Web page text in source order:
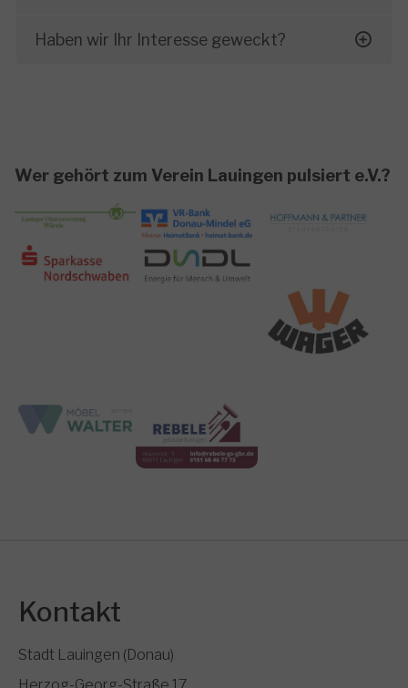
Haben wir Ihr Interesse geweckt?
Wer gehört zum Verein Lauingen pulsiert e.V.?
Show larger versionShow larger versionShow larger version
Show larger versionShow larger version
Show larger versionShow larger version
Kontakt
Stadt Lauingen (Donau)